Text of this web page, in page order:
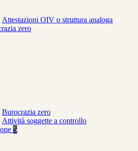
Attestazioni OIV o struttura analoga
zero
Burocrazia zero
Attività soggette a controllo
5